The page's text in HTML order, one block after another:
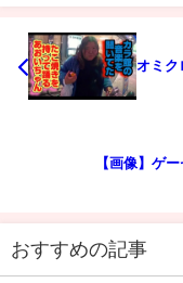
オミク
【画像】ゲ
おすすめの記事